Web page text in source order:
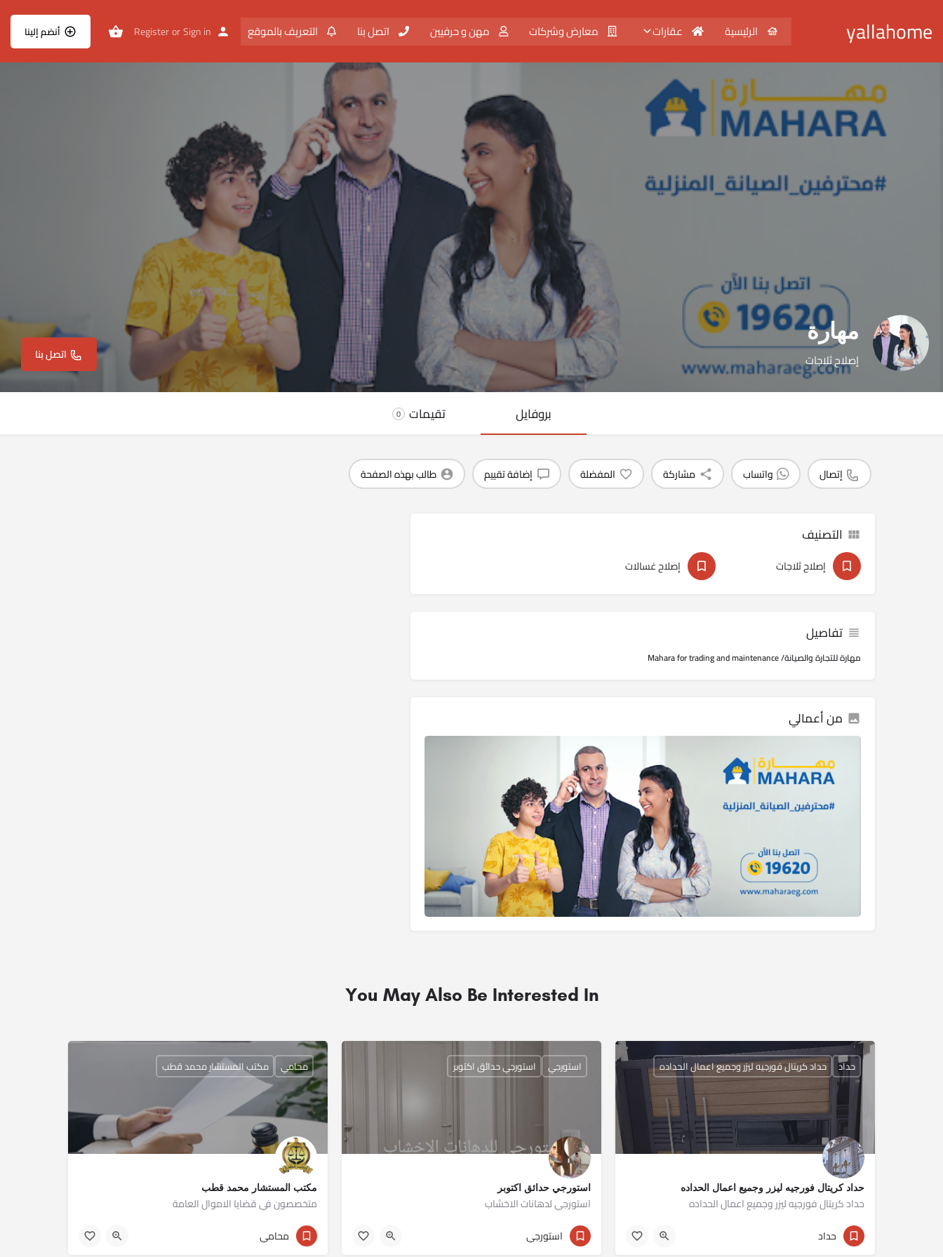
yallahome الرئيسية عقارات معارض وشركات مهن و حرفيين اتصل بنا التعريف بالموقع Sign in
or
Register أنضم إلينا
مهارة
إصلاح ثلاجات اتصل بنا
بروفايل تقيمات 0
إتصال واتساب مشاركة المفضلة إضافة تقييم طالب بهذه الصفحة
التصنيف
إصلاح ثلاجات إصلاح غسالات
تفاصيل
مهارة للتجارة والصيانة/ Mahara for trading and maintenance
من أعمالي
You May Also Be Interested In
حداد كريتال فورجيه ليزر وجميع اعمال الحداده
حداد كريتال فورجيه ليزر وجميع اعمال الحداده
01033446658
حداد حداد كريتال فورجيه ليزر وجميع اعمال الحداده
حداد
استورجي حدائق اكتوبر
استورجي لدهانات الاخشاب
01010510392
استورجي استورجي حدائق اكتوبر
استورجي
مكتب المستشار محمد قطب
متخصصون في قضايا الاموال العامة
01093396927
محامي مكتب المستشار محمد قطب
محامي